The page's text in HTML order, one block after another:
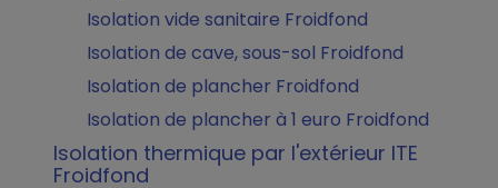
Isolation vide sanitaire Froidfond
Isolation de cave, sous-sol Froidfond
Isolation de plancher Froidfond
Isolation de plancher à 1 euro Froidfond
Isolation thermique par l'extérieur ITE
Froidfond